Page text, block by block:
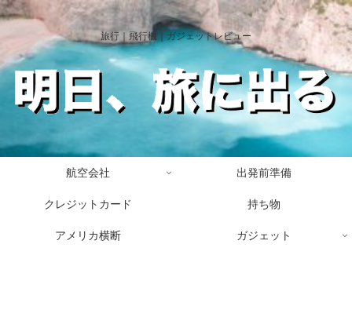
旅行｜飛行機｜ガジェットレビュー
航空会社 出発前準備
クレジットカード 持ち物
アメリカ横断 ガジェット